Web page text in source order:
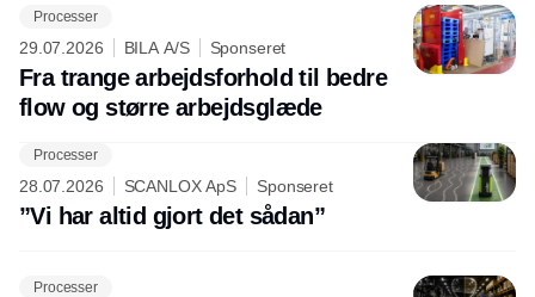
Processer
29.07.2026 BILA A/S Sponseret
Fra trange arbejdsforhold til bedre
flow og større arbejdsglæde
Processer
28.07.2026 SCANLOX ApS Sponseret
”Vi har altid gjort det sådan”
Processer